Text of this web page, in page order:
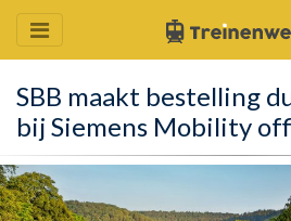
SBB maakt bestelling
bij Siemens Mobility